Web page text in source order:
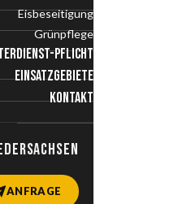
Eisbeseitigung
Grünpflege
PFLICHT
EINSATZGEBIETE
KONTAKT
ANFRAGE